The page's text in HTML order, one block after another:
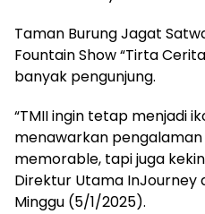
Taman Burung Jagat
Fountain Show “Tirta
banyak pengunjung.
“TMII ingin tetap menjadi
menawarkan
memorable, tapi juga
Direktur Utama
Minggu (5/1/2025).